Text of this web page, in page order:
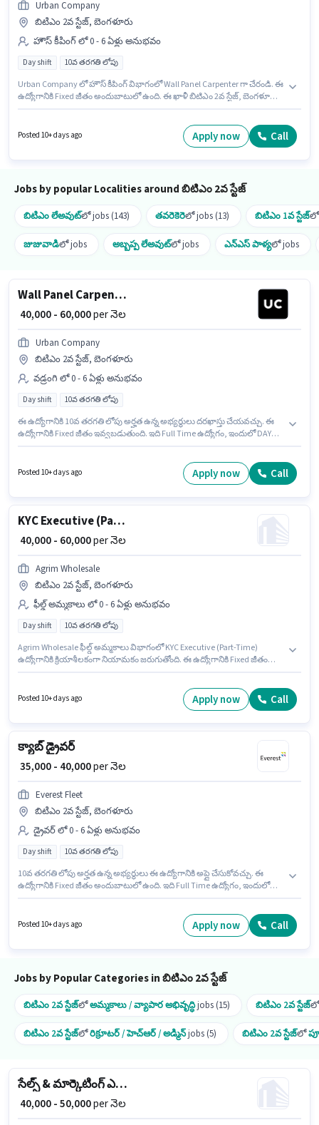
Urban Company
బిటిఎం 2వ స్టేజ్, బెంగళూరు
హౌస్ కీపింగ్ లో 0 - 6 ఏళ్లు అనుభవం
Day shift 10వ తరగతి లోపు
Urban Company లో హౌస్ కీపింగ్ విభాగంలో Wall Panel Carpenter గా చేరండి. ఈ
ఉద్యోగానికి Fixed జీతం అందుబాటులో ఉంది. ఈ ఖాళీ బిటిఎం 2వ స్టేజ్, బెంగళూరు
days working ఉన్నాయి. ఈ ఉద్యోగం 0 - 6 ఏళ్లు సంవత్సరాల అనుభవం ఉన్న వారికి
Posted 10+ days ago Apply now Call
Jobs by popular Localities around బిటిఎం 2వ స్టేజ్
బిటిఎం లేఅవుట్లో jobs (143) తవరెకెరెలో jobs (13) బిటిఎం 1వ స్టేజ్లో
జుజువాడిలో jobs అబ్బప్ప లేఅవుట్లో jobs ఎన్ఎస్ పాళ్యలో jobs
Wall Panel Carpenter
₹ 40,000 - 60,000per నెల
Urban Company
బిటిఎం 2వ స్టేజ్, బెంగళూరు
వడ్రంగి లో 0 - 6 ఏళ్లు అనుభవం
Day shift 10వ తరగతి లోపు
ఈ ఉద్యోగానికి 10వ తరగతి లోపు అర్హత ఉన్న అభ్యర్థులు దరఖాస్తు చేయవచ్చు. ఈ
ఉద్యోగానికి Fixed జీతం ఇవ్వబడుతుంది. ఇది Full Time ఉద్యోగం, ఇందులో DAY
Carpenter గా చేరండి. ఈ ఉద్యోగం 0 - 6 ఏళ్లు సంవత్సరాల అనుభవం ఉన్న వారికి
Posted 10+ days ago Apply now Call
KYC Executive (Part-Time)
₹ 40,000 - 60,000per నెల
Agrim Wholesale
బిటిఎం 2వ స్టేజ్, బెంగళూరు
ఫీల్డ్ అమ్మకాలు లో 0 - 6 ఏళ్లు అనుభవం
Day shift 10వ తరగతి లోపు
Agrim Wholesale ఫీల్డ్ అమ్మకాలు విభాగంలో KYC Executive (Part-Time)
ఉద్యోగానికి క్రియాశీలకంగా నియామకం జరుగుతోంది. ఈ ఉద్యోగానికి Fixed జీతం
- 6 ఏళ్లు సంవత్సరాల అనుభవం ఉన్న వారికి కోసం, నెల జీతం ₹60000 ఉంటుంది. ఈ
ఉద్యోగం Full Time ప్రాతిపదికపై, DAY shift మరియు వారానికి 6 days working
Posted 10+ days ago Apply now Call
క్యాబ్ డ్రైవర్
₹ 35,000 - 40,000per నెల
Everest Fleet
బిటిఎం 2వ స్టేజ్, బెంగళూరు
డ్రైవర్ లో 0 - 6 ఏళ్లు అనుభవం
Day shift 10వ తరగతి లోపు
10వ తరగతి లోపు అర్హత ఉన్న అభ్యర్థులు ఈ ఉద్యోగానికి అప్లై చేసుకోవచ్చు. ఈ
ఉద్యోగానికి Fixed జీతం అందుబాటులో ఉంది. ఇది Full Time ఉద్యోగం, ఇందులో
ఈ ఉద్యోగం 0 - 6 ఏళ్లు సంవత్సరాల అనుభవం ఉన్న వారికి కోసం అనుకూలంగా
ఉంటుంది. మీరు నెలకు ₹40000 వరకు సంపాదించవచ్చు.
Posted 10+ days ago Apply now Call
Jobs by Popular Categories in బిటిఎం 2వ స్టేజ్
బిటిఎం 2వ స్టేజ్లోఅమ్మకాలు / వ్యాపార అభివృద్ధిjobs (15) బిటిఎం 2వ స్టేజ్
బిటిఎం 2వ స్టేజ్లోరిక్రూటర్ / హెచ్ఆర్ / అడ్మిన్jobs (5) బిటిఎం 2వ స్టేజ్లో
సేల్స్ & మార్కెటింగ్ ఎగ్జిక్యూటివ్
₹ 40,000 - 50,000per నెల